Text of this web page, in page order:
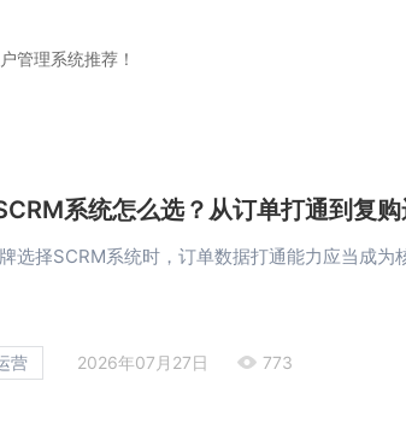
管理系统推荐！
系统怎么选？从订单打通到复
选择SCRM系统时，订单数据打通能力应当成为
营 2026年07月27日 773